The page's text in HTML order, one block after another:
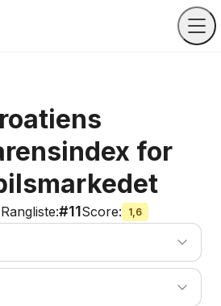
for
Rangliste:#11Score: 1,6